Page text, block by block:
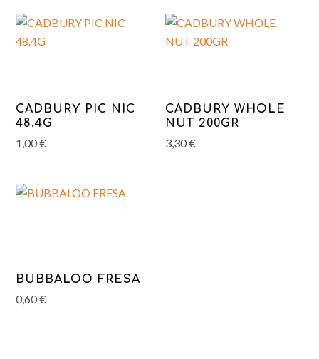
CADBURY PIC NIC
48.4G
1,00€
CADBURY WHOLE
NUT 200GR
3,30€
BUBBALOO FRESA
0,60€